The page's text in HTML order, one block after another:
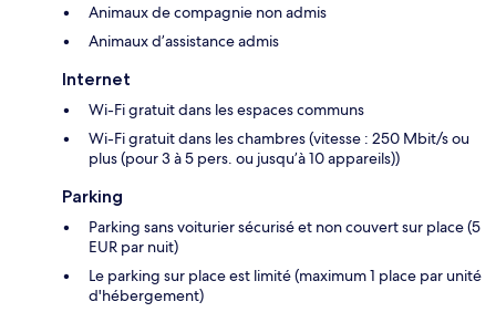
Animaux de compagnie non admis
Animaux d’assistance admis
Internet
Wi-Fi gratuit dans les espaces communs
Wi-Fi gratuit dans les chambres (vitesse : 250 Mbit/s ou
plus (pour 3 à 5 pers. ou jusqu’à 10 appareils))
Parking
Parking sans voiturier sécurisé et non couvert sur place (5
EUR par nuit)
Le parking sur place est limité (maximum 1 place par unité
d'hébergement)